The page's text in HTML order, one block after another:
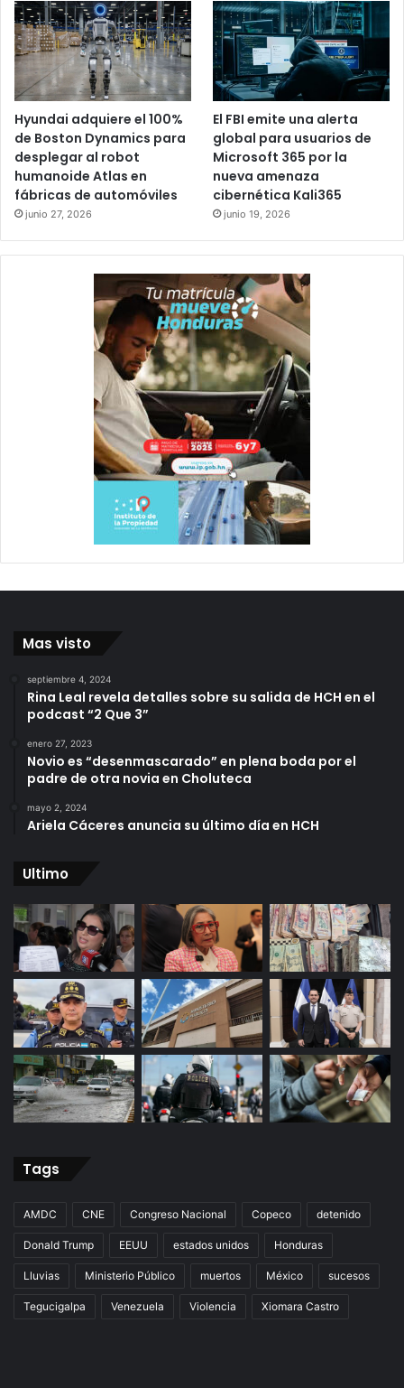
Hyundai adquiere el 100%
de Boston Dynamics para
desplegar al robot
humanoide Atlas en
fábricas de automóviles
junio 27, 2026
El FBI emite una alerta
global para usuarios de
Microsoft 365 por la
nueva amenaza
cibernética Kali365
junio 19, 2026
Mas visto
septiembre 4, 2024
Rina Leal revela detalles sobre su salida de HCH en el
podcast “2 Que 3”
enero 27, 2023
Novio es “desenmascarado” en plena boda por el
padre de otra novia en Choluteca
mayo 2, 2024
Ariela Cáceres anuncia su último día en HCH
Ultimo
Tags
AMDC CNE Congreso Nacional Copeco detenido
Donald Trump EEUU estados unidos Honduras
Lluvias Ministerio Público muertos México sucesos
Tegucigalpa Venezuela Violencia Xiomara Castro